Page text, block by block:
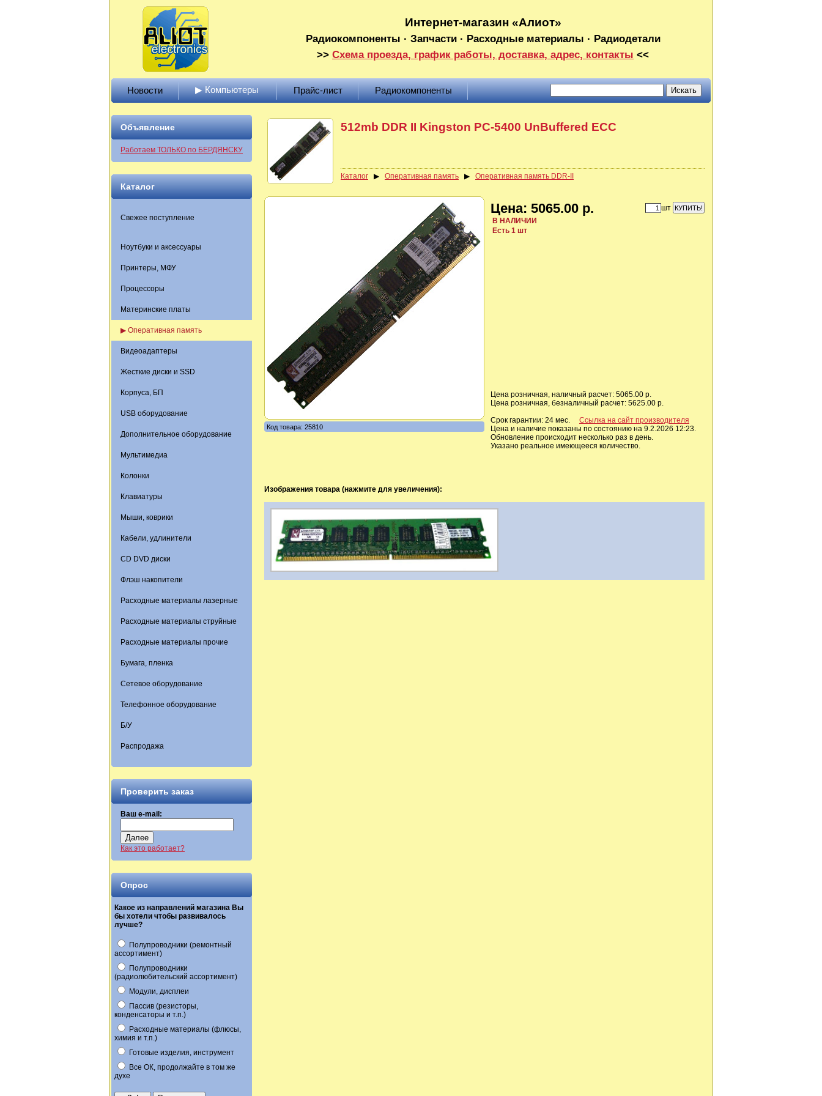
Интернет-магазин «Алиот»
Радиокомпоненты · Запчасти · Расходные материалы · Радиодетали
>> Схема проезда, график работы, доставка, адрес, контакты <<
Новости ▶ Компьютеры Прайс-лист Радиокомпоненты
Объявление
Работаем ТОЛЬКО по БЕРДЯНСКУ
Каталог
Свежее поступление
Ноутбуки и аксессуары
Принтеры, МФУ
Процессоры
Материнские платы
▶ Оперативная память
Видеоадаптеры
Жесткие диски и SSD
Корпуса, БП
USB оборудование
Дополнительное оборудование
Мультимедиа
Колонки
Клавиатуры
Мыши, коврики
Кабели, удлинители
CD DVD диски
Флэш накопители
Расходные материалы лазерные
Расходные материалы струйные
Расходные материалы прочие
Бумага, пленка
Сетевое оборудование
Телефонное оборудование
Б/У
Распродажа
Проверить заказ
Ваш e-mail:
Далее
Как это работает?
Опрос
Какое из направлений магазина Вы
бы хотели чтобы развивалось
лучше?
Полупроводники (ремонтный
ассортимент)
Полупроводники
(радиолюбительский ассортимент)
Модули, дисплеи
Пассив (резисторы,
конденсаторы и т.п.)
Расходные материалы (флюсы,
химия и т.п.)
Готовые изделия, инструмент
Все ОК, продолжайте в том же
духе
512mb DDR II Kingston PC-5400 UnBuffered ECC
Каталог ▶ Оперативная память ▶ Оперативная память DDR-II
Код товара: 25810
Цена: 5065.00 р.
В НАЛИЧИИ
Есть 1 шт
шт
Цена розничная, наличный расчет: 5065.00 р.
Цена розничная, безналичный расчет: 5625.00 р.
Срок гарантии: 24 мес. Ссылка на сайт производителя
Цена и наличие показаны по состоянию на 9.2.2026 12:23.
Обновление происходит несколько раз в день.
Указано реальное имеющееся количество.
Изображения товара (нажмите для увеличения):